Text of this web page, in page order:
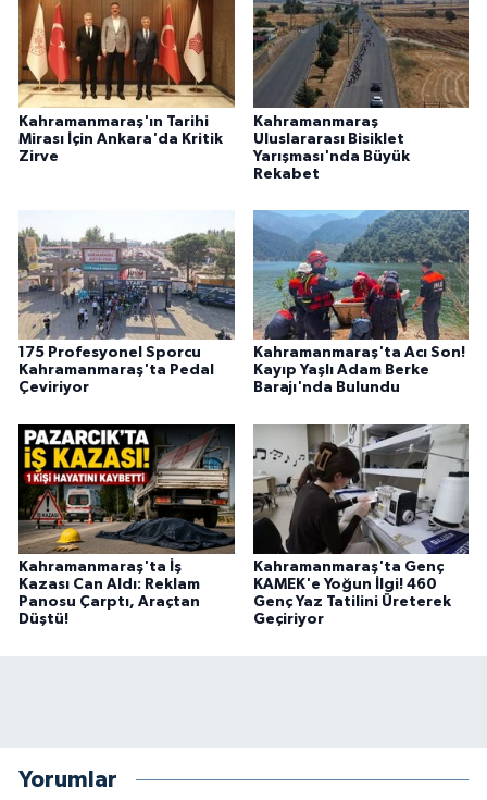
Kahramanmaraş'ın Tarihi
Mirası İçin Ankara'da Kritik
Zirve
Kahramanmaraş
Uluslararası Bisiklet
Yarışması'nda Büyük
Rekabet
175 Profesyonel Sporcu
Kahramanmaraş'ta Pedal
Çeviriyor
Kahramanmaraş'ta Acı Son!
Kayıp Yaşlı Adam Berke
Barajı'nda Bulundu
Kahramanmaraş'ta İş
Kazası Can Aldı: Reklam
Panosu Çarptı, Araçtan
Düştü!
Kahramanmaraş'ta Genç
KAMEK'e Yoğun İlgi! 460
Genç Yaz Tatilini Üreterek
Geçiriyor
Yorumlar
ÇEVRE
BİLİM VE TEKNOLOJİ
YARIŞMALAR
HABERDE İNSAN